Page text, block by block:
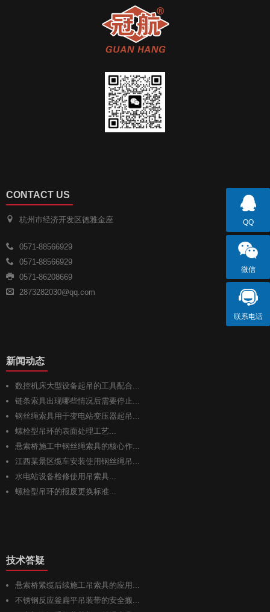
CONTACT US
杭州市经济开发区德雅金座
0571-88566929
0571-88566929
0571-86208669
2873282030@qq.com
新闻动态
数控机床大型设备起吊的工具配合...
链条索具出现哪些情况后需要停止...
钢丝绳索具用于变电站变压器起吊...
螺栓型吊环的表面处理工艺...
悬索桥施工中钢丝绳索具的核心作...
江西某景区缆车安装使用钢丝绳吊...
水电站设备检修使用吊索具...
螺栓型吊环的报废更换标准...
技术答疑
悬索桥紧缆后续施工吊索具的应用...
不锈钢反应釜扁平吊装带的安全搬...
QQ
微信
联系电话